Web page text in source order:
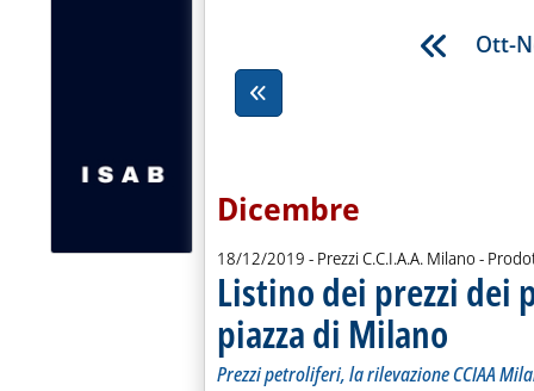
Ott-
Dicembre
18/12/2019 - Prezzi C.C.I.A.A. Milano -
Listino dei prezzi
piazza di Milano . Sottotitolo:
. Pubblicata
Prezzi petroliferi, la rilevazione CCIAA